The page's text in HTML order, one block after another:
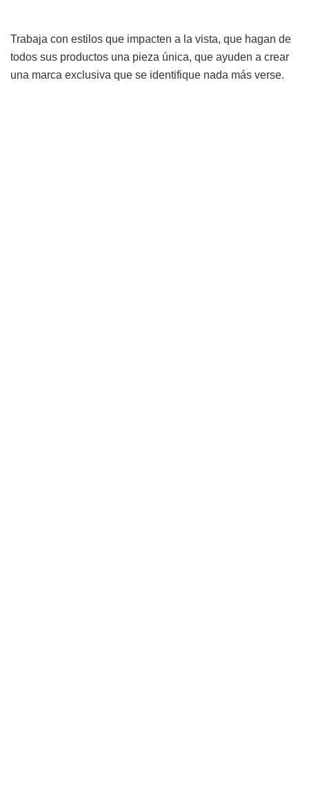
Trabaja con estilos que impacten a la vista, que hagan de
todos sus productos una pieza única, que ayuden a crear
una marca exclusiva que se identifique nada más verse.